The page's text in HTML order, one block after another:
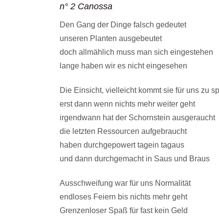
n° 2 Canossa
Den Gang der Dinge falsch gedeutet
unseren Planten ausgebeutet
doch allmählich muss man sich eingestehen
lange haben wir es nicht eingesehen
Die Einsicht, vielleicht kommt sie für uns zu
erst dann wenn nichts mehr weiter geht
irgendwann hat der Schornstein ausgeraucht
die letzten Ressourcen aufgebraucht
haben durchgepowert tagein tagaus
und dann durchgemacht in Saus und Braus
Ausschweifung war für uns Normalität
endloses Feiern bis nichts mehr geht
Grenzenloser Spaß für fast kein Geld